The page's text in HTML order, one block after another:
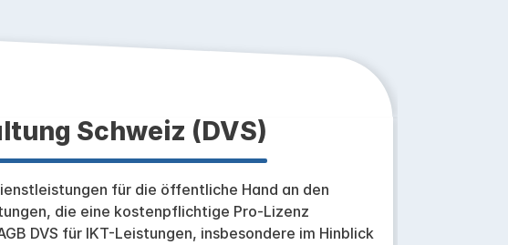
Schweiz (DVS)
für die öffentliche Hand an den
die eine kostenpflichtige Pro-Lizenz
DVS für IKT-Leistungen, insbesondere im Hinblick